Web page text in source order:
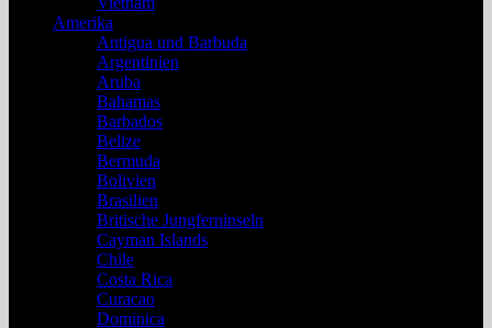
Amerika
Antigua und Barbuda
Argentinien
Aruba
Bahamas
Barbados
Belize
Bermuda
Bolivien
Brasilien
Britische Jungferninseln
Cayman Islands
Chile
Costa Rica
Curacao
Dominica